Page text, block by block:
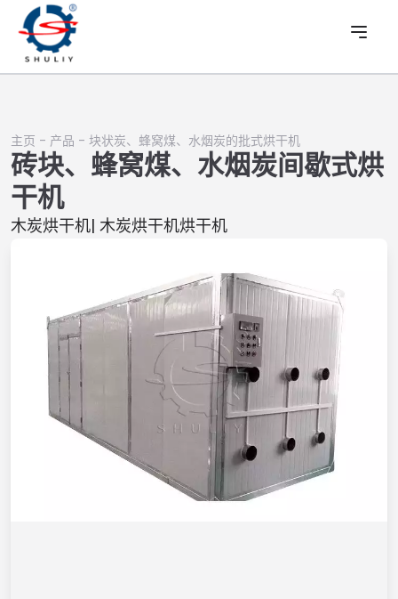
主页 - 产品 - 块状炭、蜂窝煤、水烟炭的批式烘干机
砖块、蜂窝煤、水烟炭间歇式烘
干机
木炭烘干机| 木炭烘干机烘干机